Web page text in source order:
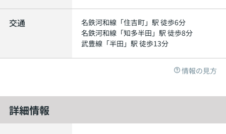
交通 名鉄河和線 「住吉町」駅 徒歩6分
名鉄河和線 「知多半田 」駅 徒歩8分
武豊線 「半田 」駅 徒歩13分
情報の見方
詳細情報